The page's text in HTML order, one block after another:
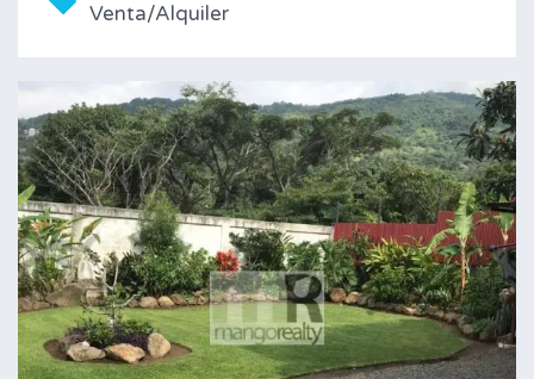
Venta/Alquiler